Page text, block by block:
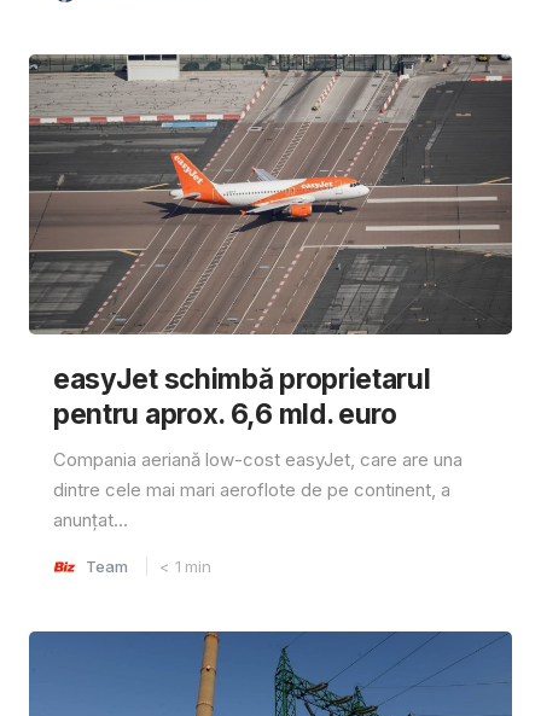
easyJet schimbă proprietarul
pentru aprox. 6,6 mld. euro
Compania aeriană low-cost easyJet, care are una
dintre cele mai mari aeroflote de pe continent, a
anunțat...
Team < 1 min